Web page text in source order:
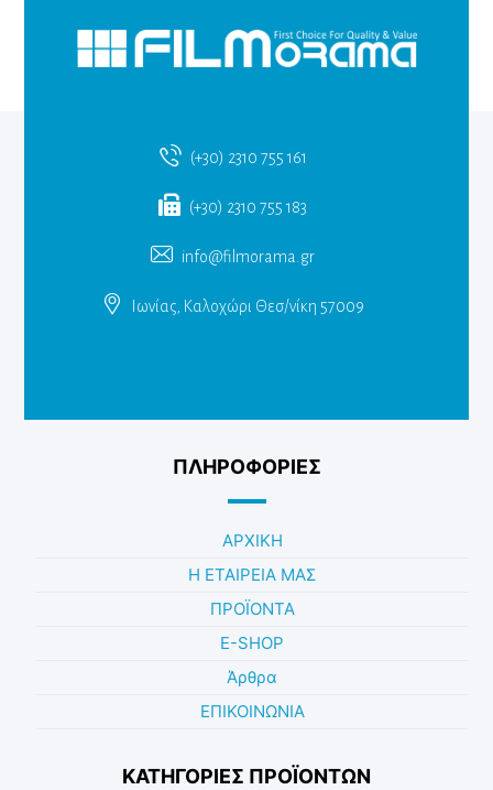
(+30) 2310 755 161
(+30) 2310 755 183
info@filmorama.gr
Ιωνίας, Καλοχώρι Θεσ/νίκη 57009
ΠΛΗΡΟΦΟΡΙΕΣ
ΑΡΧΙΚΗ
Η ΕΤΑΙΡΕΙΑ ΜΑΣ
ΠΡΟΪΟΝΤΑ
E-SHOP
Άρθρα
ΕΠΙΚΟΙΝΩΝΙΑ
ΚΑΤΗΓΟΡΊΕΣ ΠΡΟΪΌΝΤΩΝ